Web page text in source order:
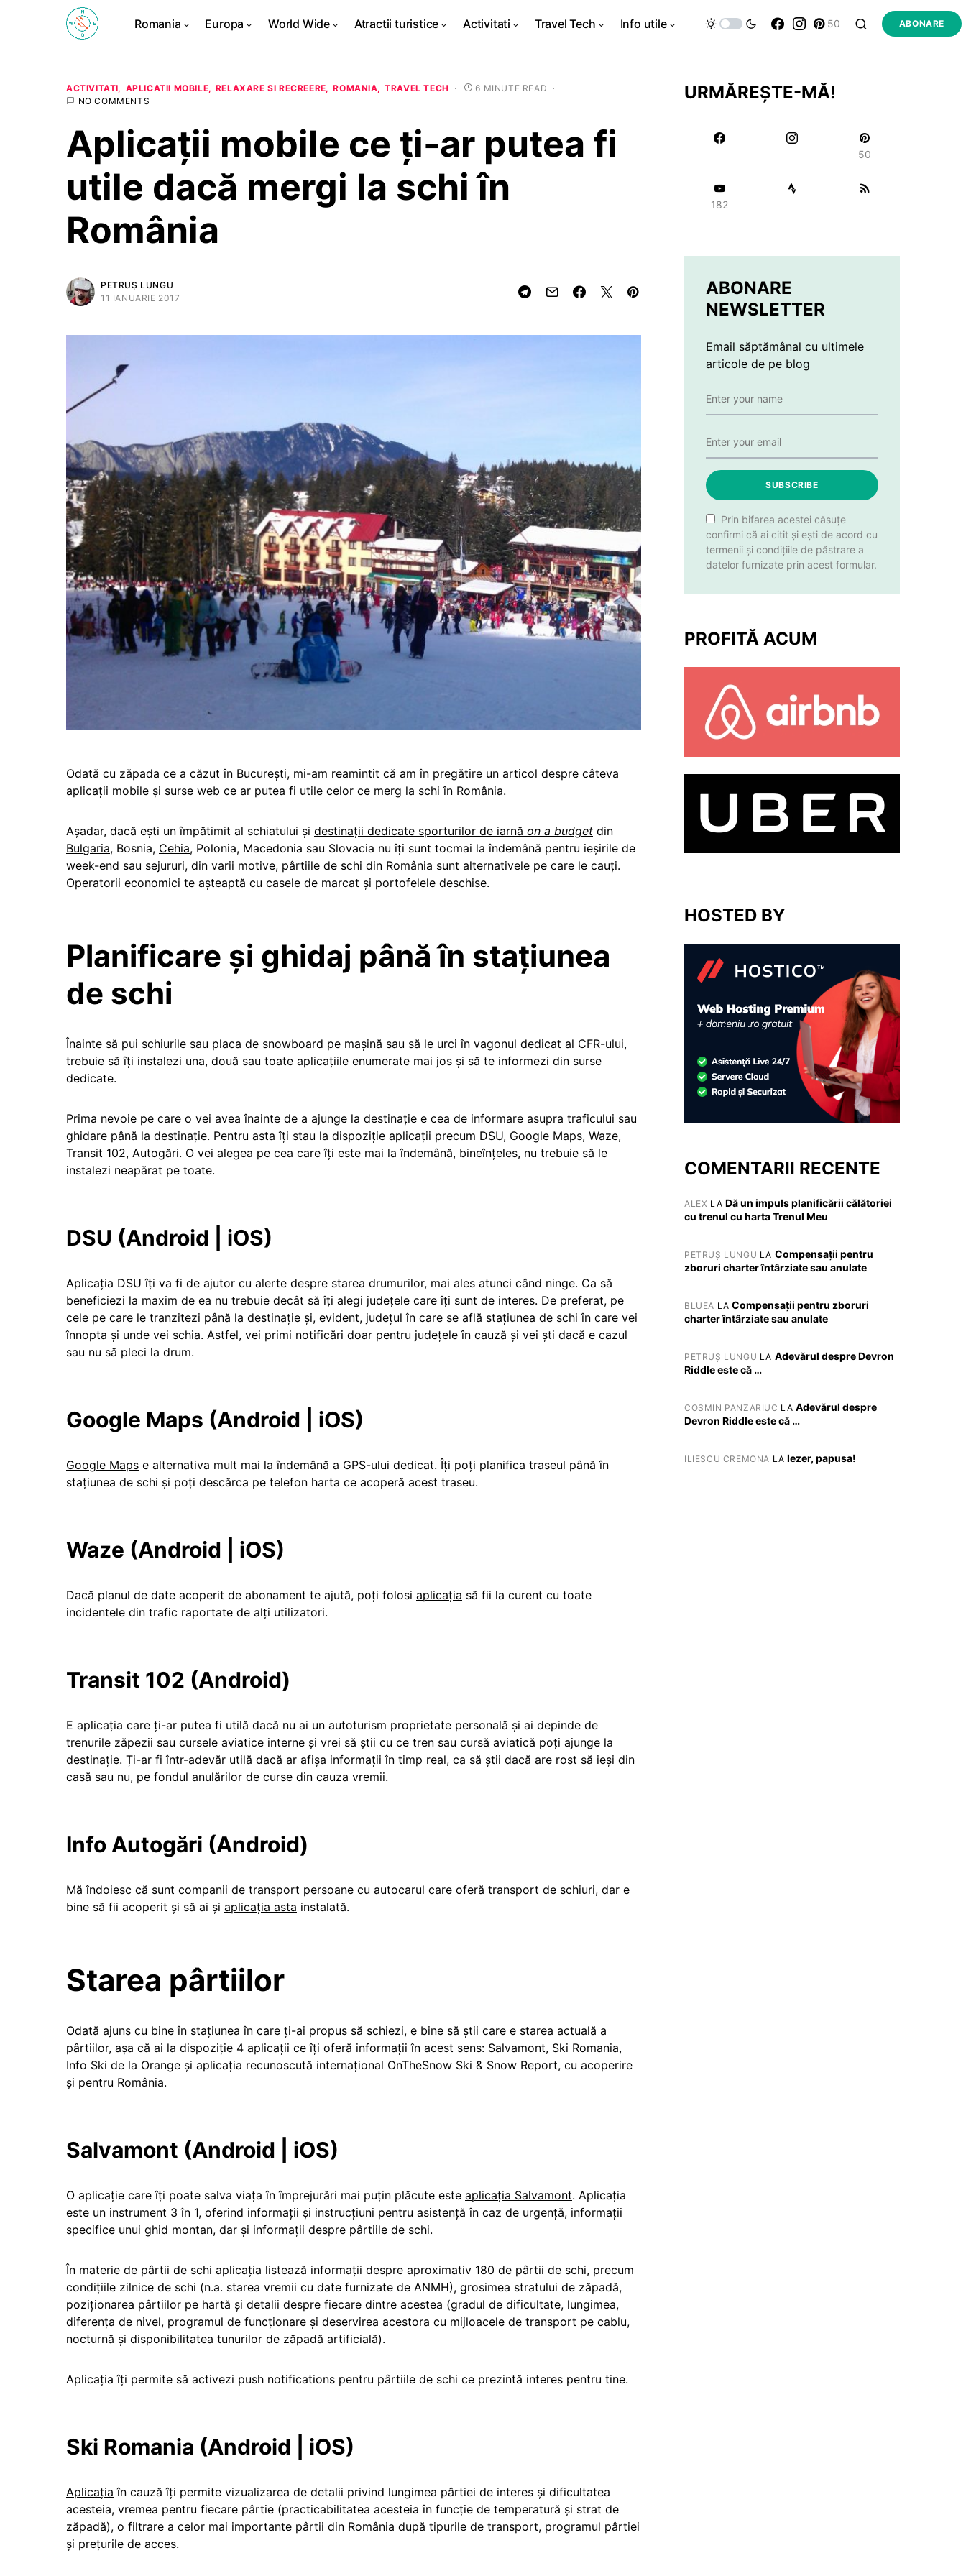
Romania Europa World Wide Atractii turistice Activitati Travel Tech Info utile 50 ABONARE
ACTIVITATI APLICATII MOBILE RELAXARE SI RECREERE ROMANIA TRAVEL TECH
6 MINUTE READ
NO COMMENTS
Aplicații mobile ce ți-ar putea fi
utile dacă mergi la schi în
România
PETRUȘ LUNGU
11 IANUARIE 2017
Odată cu zăpada ce a căzut în București, mi-am reamintit că am în pregătire un articol despre câteva
aplicații mobile și surse web ce ar putea fi utile celor ce merg la schi în România.
Așadar, dacă ești un împătimit al schiatului și destinații dedicate sporturilor de iarnă on a budget din
Bulgaria, Bosnia, Cehia, Polonia, Macedonia sau Slovacia nu îți sunt tocmai la îndemână pentru ieșirile de
week-end sau sejururi, din varii motive, pârtiile de schi din România sunt alternativele pe care le cauți.
Operatorii economici te așteaptă cu casele de marcat și portofelele deschise.
Planificare și ghidaj până în stațiunea
de schi
Înainte să pui schiurile sau placa de snowboard pe mașină sau să le urci în vagonul dedicat al CFR-ului,
trebuie să îți instalezi una, două sau toate aplicațiile enumerate mai jos și să te informezi din surse
dedicate.
Prima nevoie pe care o vei avea înainte de a ajunge la destinație e cea de informare asupra traficului sau
ghidare până la destinație. Pentru asta îți stau la dispoziție aplicații precum DSU, Google Maps, Waze,
Transit 102, Autogări. O vei alegea pe cea care îți este mai la îndemână, bineînțeles, nu trebuie să le
instalezi neapărat pe toate.
DSU (Android | iOS)
Aplicația DSU îți va fi de ajutor cu alerte despre starea drumurilor, mai ales atunci când ninge. Ca să
beneficiezi la maxim de ea nu trebuie decât să îți alegi județele care îți sunt de interes. De preferat, pe
cele pe care le tranzitezi până la destinație și, evident, județul în care se află stațiunea de schi în care vei
înnopta și unde vei schia. Astfel, vei primi notificări doar pentru județele în cauză și vei ști dacă e cazul
sau nu să pleci la drum.
Google Maps (Android iOS)
Google Maps e alternativa mult mai la îndemână a GPS-ului dedicat. Îți poți planifica traseul până în
stațiunea de schi și poți descărca pe telefon harta ce acoperă acest traseu.
Waze (Android iOS)
Dacă planul de date acoperit de abonament te ajută, poți folosi aplicația să fii la curent cu toate
incidentele din trafic raportate de alți utilizatori.
Transit 102 (Android)
E aplicația care ți-ar putea fi utilă dacă nu ai un autoturism proprietate personală și ai depinde de
trenurile zăpezii sau cursele aviatice interne și vrei să știi cu ce tren sau cursă aviatică poți ajunge la
destinație. Ți-ar fi într-adevăr utilă dacă ar afișa informații în timp real, ca să știi dacă are rost să ieși din
casă sau nu, pe fondul anulărilor de curse din cauza vremii.
Info Autogări (Android)
Mă îndoiesc că sunt companii de transport persoane cu autocarul care oferă transport de schiuri, dar e
bine să fii acoperit și să ai și aplicația asta instalată.
Starea pârtiilor
Odată ajuns cu bine în stațiunea în care ți-ai propus să schiezi, e bine să știi care e starea actuală a
pârtiilor, așa că ai la dispoziție 4 aplicații ce îți oferă informații în acest sens: Salvamont, Ski Romania,
Info Ski de la Orange și aplicația recunoscută internațional OnTheSnow Ski & Snow Report, cu acoperire
și pentru România.
Salvamont (Android | iOS)
O aplicație care îți poate salva viața în împrejurări mai puțin plăcute este aplicaţia Salvamont. Aplicația
este un instrument 3 în 1, oferind informații și instrucțiuni pentru asistenţă în caz de urgenţă, informații
specifice unui ghid montan, dar și informații despre pârtiile de schi.
În materie de pârtii de schi aplicația listează informaţii despre aproximativ 180 de pârtii de schi, precum
condiţiile zilnice de schi (n.a. starea vremii cu date furnizate de ANMH), grosimea stratului de zăpadă,
poziţionarea pârtiilor pe hartă și detalii despre fiecare dintre acestea (gradul de dificultate, lungimea,
diferența de nivel, programul de funcționare şi deservirea acestora cu mijloacele de transport pe cablu,
nocturnă și disponibilitatea tunurilor de zăpadă artificială).
Aplicația îți permite să activezi push notifications pentru pârtiile de schi ce prezintă interes pentru tine.
Ski Romania (Android | iOS)
Aplicația în cauză îți permite vizualizarea de detalii privind lungimea pârtiei de interes și dificultatea
acesteia, vremea pentru fiecare pârtie (practicabilitatea acesteia în funcție de temperatură și strat de
zăpadă), o filtrare a celor mai importante pârtii din România după tipurile de transport, programul pârtiei
și prețurile de acces.
URMĂREȘTE-MĂ!
50
182
ABONARE
NEWSLETTER
Email săptămânal cu ultimele
articole de pe blog
SUBSCRIBE
Prin bifarea acestei căsuțe
confirmi că ai citit și ești de acord cu
termenii și condițiile de păstrare a
datelor furnizate prin acest formular.
PROFITĂ ACUM
HOSTED BY
COMENTARII RECENTE
ALEX LA Dă un impuls planificării călătoriei
cu trenul cu harta Trenul Meu
PETRUȘ LUNGU LA Compensații pentru
zboruri charter întârziate sau anulate
BLUEA LACompensații pentru zboruri
charter întârziate sau anulate
PETRUȘ LUNGU LA Adevărul despre Devron
Riddle este că …
COSMIN PANZARIUC LA Adevărul despre
Devron Riddle este că …
ILIESCU CREMONA LA Iezer, papusa!